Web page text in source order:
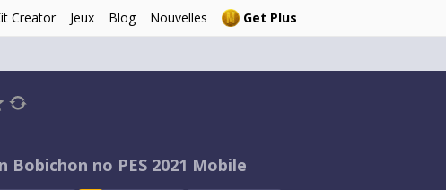
Creator Jeux Blog Nouvelles Get Plus
no PES 2021 Mobile